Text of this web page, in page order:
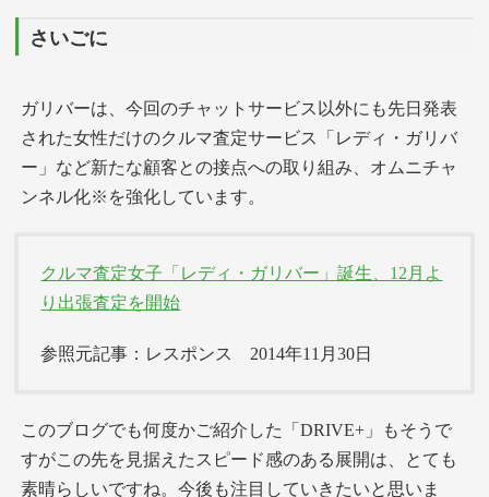
さいごに
ガリバーは、今回のチャットサービス以外にも先日発表
された女性だけのクルマ査定サービス「レディ・ガリバ
ー」など新たな顧客との接点への取り組み、オムニチャ
ンネル化※を強化しています。
クルマ査定女子「レディ・ガリバー」誕生、12月よ
り出張査定を開始
参照元記事：レスポンス 2014年11月30日
このブログでも何度かご紹介した「DRIVE+」もそうで
すがこの先を見据えたスピード感のある展開は、とても
素晴らしいですね。今後も注目していきたいと思いま